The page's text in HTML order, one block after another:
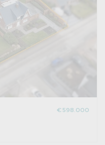
€ 598.000